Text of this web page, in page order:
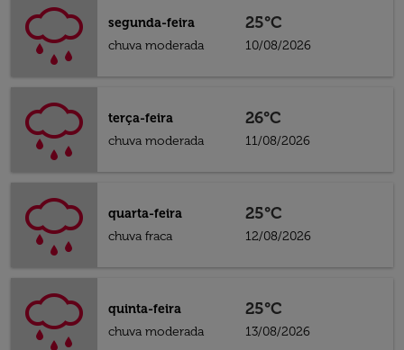
segunda-feira
chuva moderada
25°C
10/08/2026
terça-feira
chuva moderada
26°C
11/08/2026
quarta-feira
chuva fraca
25°C
12/08/2026
quinta-feira
chuva moderada
25°C
13/08/2026